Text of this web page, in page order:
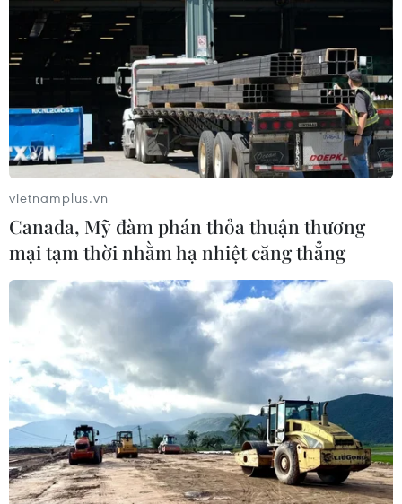
TIN CÙNG CHUYÊN MỤC
Kết luận số 75-KL/TW: Cà Mau chủ
động thích ứng với biến đổi khí hậu
08/08/2026 02:53
Quảng Trị quyết tâm bàn giao sớm
mặt bằng Dự án Nhà máy điện gió
LIG-Hướng Hóa 1
08/08/2026 02:33
vietnamplus.vn
Canada, Mỹ đàm phán thỏa thuận thương
mại tạm thời nhằm hạ nhiệt căng thẳng